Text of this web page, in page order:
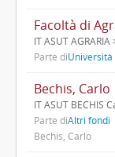
Facoltà di
IT ASUT AGRARIA
Parte diUniversità
Bechis, Carlo
IT ASUT BECHIS
Parte diAltri fondi
Bechis, Carlo